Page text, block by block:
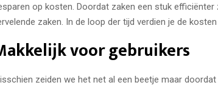
op kosten. Doordat zaken een stuk
zaken. In de loop der tijd verdien je de
voor gebruikers
zeiden we het net al een beetje maar